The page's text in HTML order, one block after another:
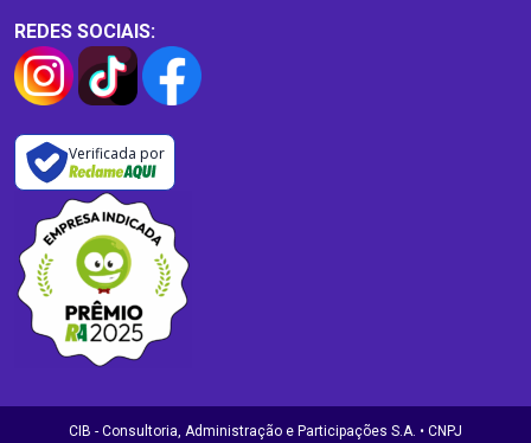
REDES SOCIAIS:
Verificada por
CIB - Consultoria, Administração e Participações S.A. • CNPJ